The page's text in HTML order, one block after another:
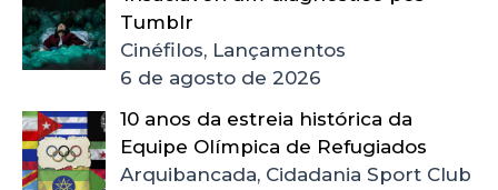
Tumblr
Cinéfilos, Lançamentos
6 de agosto de 2026
10 anos da estreia histórica da
Equipe Olímpica de Refugiados
Arquibancada, Cidadania Sport Club